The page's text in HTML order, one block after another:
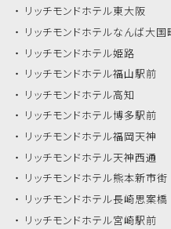
リッチモンドホテル東大阪
リッチモンドホテルなんば大国
リッチモンドホテル姫路
リッチモンドホテル福山駅前
リッチモンドホテル高知
リッチモンドホテル博多駅前
リッチモンドホテル福岡天神
リッチモンドホテル天神西通
リッチモンドホテル熊本新市街
リッチモンドホテル長崎思案橋
リッチモンドホテル宮崎駅前